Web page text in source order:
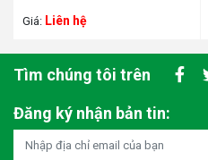
Giá: Liên hệ
Tìm chúng tôi trên
Đăng ký nhận bản tin: